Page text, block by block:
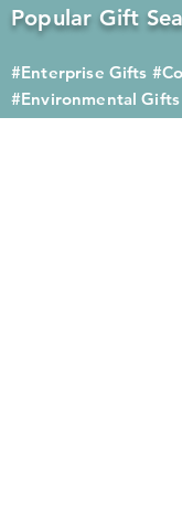
Popular Gift
#Enterprise Gifts
#Environmental Gifts
# Souvenirs # Gift